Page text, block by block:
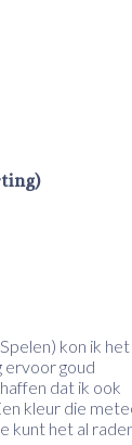
kon ik het
ervoor goud
dat ik ook
kleur die
kunt het al